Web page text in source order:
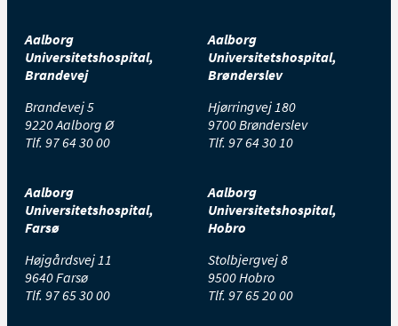
Aalborg
Universitetshospital,
Brandevej
Brandevej 5
9220 Aalborg Ø
Tlf. 97 64 30 00
Aalborg
Universitetshospital,
Brønderslev
Hjørringvej 180
9700 Brønderslev
Tlf. 97 64 30 10
Aalborg
Universitetshospital,
Farsø
Højgårdsvej 11
9640 Farsø
Tlf. 97 65 30 00
Aalborg
Universitetshospital,
Hobro
Stolbjergvej 8
9500 Hobro
Tlf. 97 65 20 00